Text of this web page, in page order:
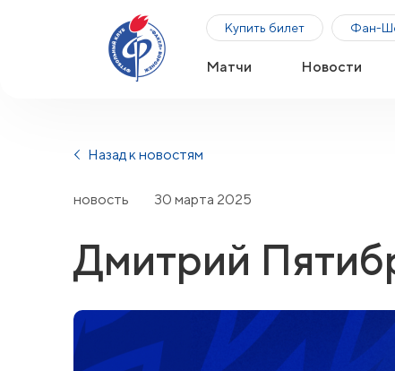
Купить билет Фан-
Матчи Новости
Назад к новостям
новость 30 марта 2025
Дмитрий